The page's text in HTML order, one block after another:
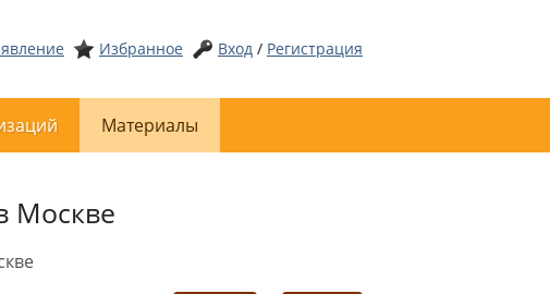
Избранное Вход / Регистрация
Материалы
Москве